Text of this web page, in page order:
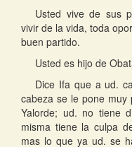
Usted vive de sus
vivir de la vida, toda
buen partido.
Usted es hijo de
Dice Ifa que a ud.
cabeza se le pone
Yalorde; ud. no tiene
misma tiene la culpa
mas lo que ya ud. se